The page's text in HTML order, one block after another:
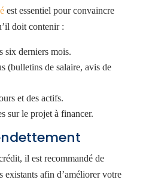
est essentiel pour convaincre
doit contenir :
six derniers mois.
(bulletins de salaire, avis de
et des actifs.
sur le projet à financer.
il est recommandé de
existants afin d’améliorer votre